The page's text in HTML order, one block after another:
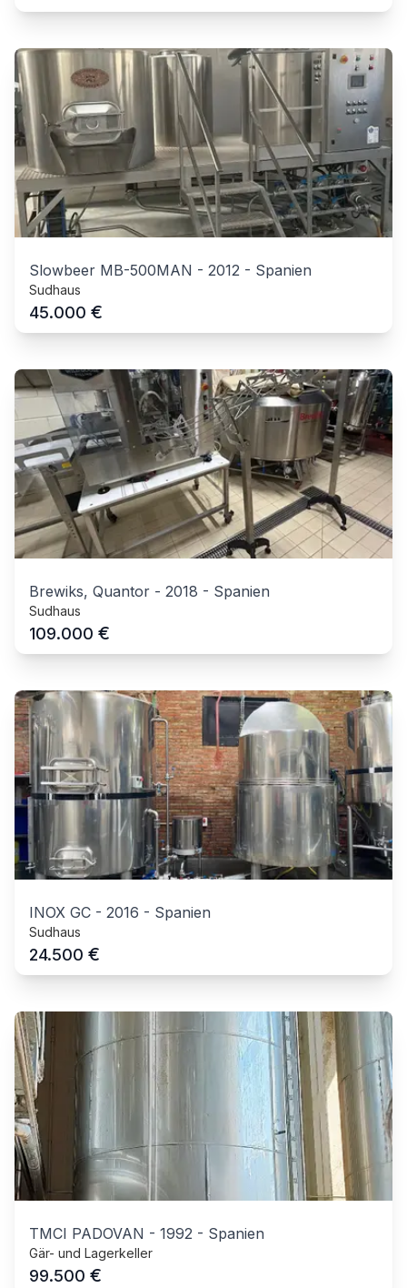
Slowbeer MB-500MAN - 2012 - Spanien
Sudhaus
45.000 €
Brewiks, Quantor - 2018 - Spanien
Sudhaus
109.000 €
INOX GC - 2016 - Spanien
Sudhaus
24.500 €
TMCI PADOVAN - 1992 - Spanien
Gär- und Lagerkeller
99.500 €